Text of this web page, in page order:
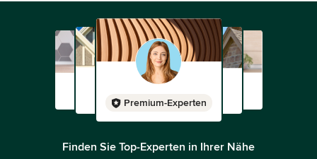
Premium-Experten
Finden Sie Top-Experten in Ihrer Nähe